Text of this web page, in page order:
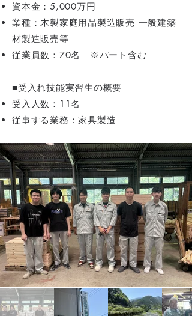
資本金：5,000万円
業種：木製家庭用品製造販売 一般建築
材製造販売等
従業員数：70名 ※パート含む
■受入れ技能実習生の概要
受入人数：11名
従事する業務：家具製造